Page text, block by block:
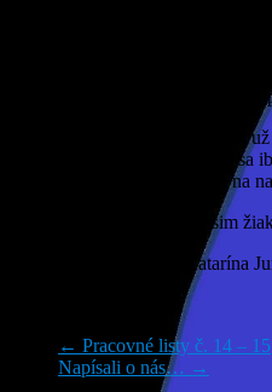
Sme veľmi radi, že sa nám
Bohužiaľ, divadlo sme nacvičili,
a situácia zmení, budeme divadlo
Aktivitami nemienime skončiť,
problémy a na druhom stupni sa
a preventívne pôsobiť najmä na
Touto cestou ďakujeme našim
Renáta Železňáková a Katarína
← Pracovné listy č. 14 – 15
Napísali o nás… →